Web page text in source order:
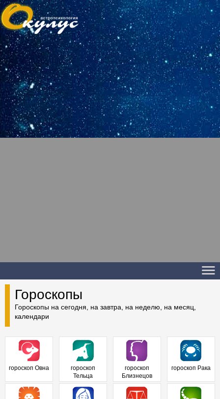
Гороскопы
Гороскопы на сегодня, на завтра, на неделю, на месяц,
календари
гороскоп Овна
гороскоп
Тельца
гороскоп
Близнецов
гороскоп Рака